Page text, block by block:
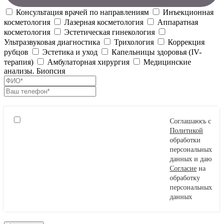
Консультация врачей по направлениям
Инъекционная
косметология
Лазерная косметология
Аппаратная
косметология
Эстетическая гинекология
Ультразвуковая диагностика
Трихология
Коррекция
рубцов
Эстетика и уход
Капельницы здоровья (IV-
терапия)
Амбулаторная хирургия
Медицинские
анализы. Биопсия
Соглашаюсь с
Политикой
обработки
персональных
данных и даю
Согласие на
обработку
персональных
данных